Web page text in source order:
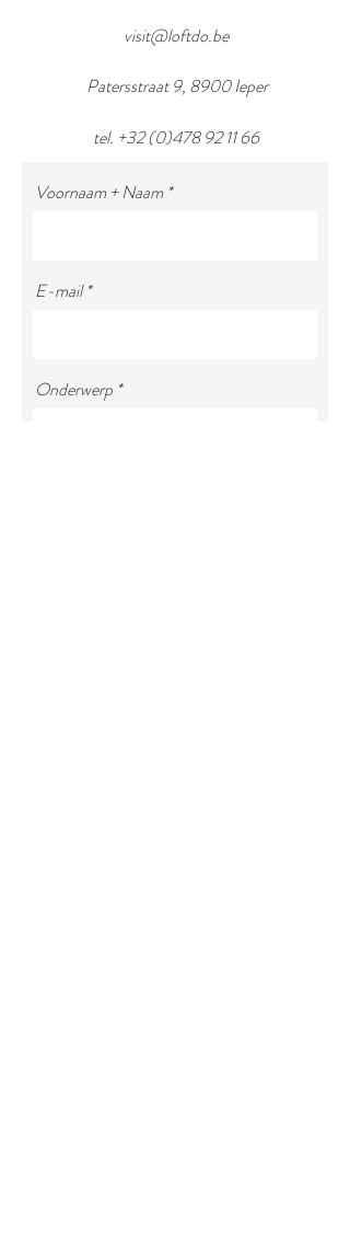
visit@loftdo.be
Patersstraat 9, 8900 Ieper
tel. +32 (0)478 92 11 66
Voornaam + Naam
E-mail
Onderwerp